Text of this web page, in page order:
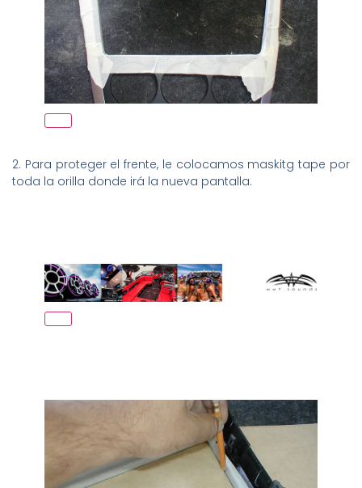
2. Para proteger el frente, le colocamos maskitg tape por
toda la orilla donde irá la nueva pantalla.